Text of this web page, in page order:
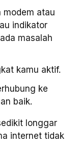
modem atau
indikator
masalah
kamu aktif.
ke
baik.
longgar
internet tidak